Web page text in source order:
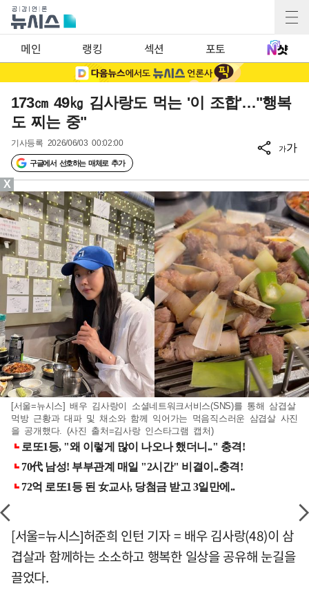
메인 랭킹 섹션 포토
173㎝ 49㎏ 김사랑도 먹는 '이 조합'…"행복
도 찌는 중"
기사등록 2026/06/03 00:02:00
구글에서 선호하는 매체로 추가
가가
[서울=뉴시스] 배우 김사랑이 소셜네트워크서비스(SNS)를 통해 삼겹살
먹방 근황과 대파 및 채소와 함께 익어가는 먹음직스러운 삼겹살 사진
을 공개했다. (사진 출처=김사랑 인스타그램 캡처)
[서울=뉴시스]허준희 인턴 기자 = 배우 김사랑(48)이 삼
겹살과 함께하는 소소하고 행복한 일상을 공유해 눈길을
끌었다.
X